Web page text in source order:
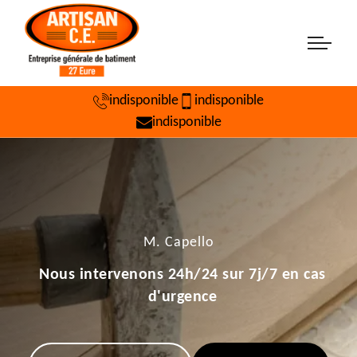
indisponible
indisponible
indisponible
M. Capello
Nous intervenons 24h/24 sur 7j/7 en cas
d'urgence